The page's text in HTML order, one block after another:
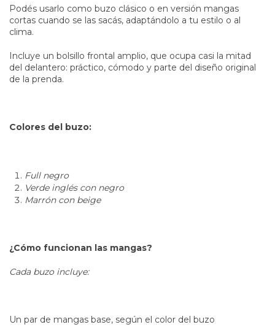
Podés usarlo como buzo clásico o en versión mangas
cortas cuando se las sacás, adaptándolo a tu estilo o al
clima.
Incluye un bolsillo frontal amplio, que ocupa casi la mitad
del delantero: práctico, cómodo y parte del diseño original
de la prenda.
Colores del buzo:
Full negro
Verde inglés con negro
Marrón con beige
¿Cómo funcionan las mangas?
Cada buzo incluye:
Un par de mangas base, según el color del buzo